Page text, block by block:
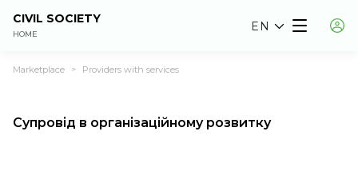
CIVIL SOCIETY
HOME
EN
Marketplace > Providers with services
Супровід в організаційному розвитку